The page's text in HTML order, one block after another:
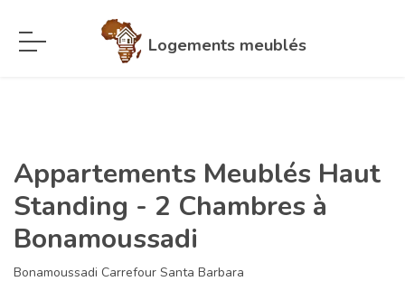
Logements meublés
Appartements Meublés Haut
Standing - 2 Chambres à
Bonamoussadi
Bonamoussadi Carrefour Santa Barbara